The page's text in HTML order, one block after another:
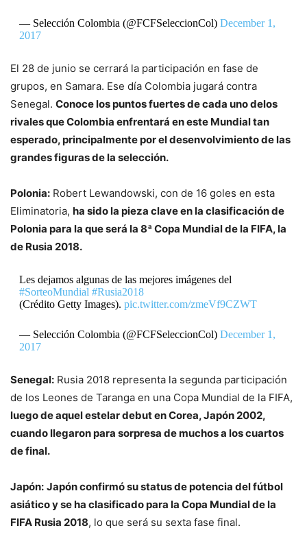
— Selección Colombia (@FCFSeleccionCol) December 1,
2017
El 28 de junio se cerrará la participación en fase de
grupos, en Samara. Ese día Colombia jugará contra
Senegal. Conoce los puntos fuertes de cada uno delos
rivales que Colombia enfrentará en este Mundial tan
esperado, principalmente por el desenvolvimiento de las
grandes figuras de la selección.
Polonia: Robert Lewandowski, con de 16 goles en esta
Eliminatoria, ha sido la pieza clave en la clasificación de
Polonia para la que será la 8ª Copa Mundial de la FIFA, la
de Rusia 2018.
Les dejamos algunas de las mejores imágenes del
#SorteoMundial #Rusia2018
(Crédito Getty Images). pic.twitter.com/zmeVf9CZWT
— Selección Colombia (@FCFSeleccionCol) December 1,
2017
Senegal: Rusia 2018 representa la segunda participación
de los Leones de Taranga en una Copa Mundial de la FIFA,
luego de aquel estelar debut en Corea, Japón 2002,
cuando llegaron para sorpresa de muchos a los cuartos
de final.
Japón: Japón confirmó su status de potencia del fútbol
asiático y se ha clasificado para la Copa Mundial de la
FIFA Rusia 2018, lo que será su sexta fase final.